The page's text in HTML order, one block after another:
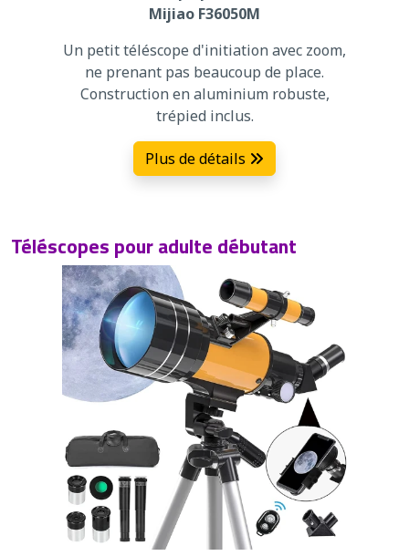
Mijiao F36050M
Un petit téléscope d'initiation avec zoom,
ne prenant pas beaucoup de place.
Construction en aluminium robuste,
trépied inclus.
Plus de détails
Téléscopes pour adulte débutant